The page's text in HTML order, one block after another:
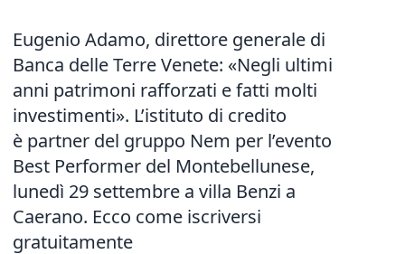
Eugenio Adamo, direttore generale di
Banca delle Terre Venete: «Negli ultimi
anni patrimoni rafforzati e fatti molti
investimenti». L’istituto di credito
è partner del gruppo Nem per l’evento
Best Performer del Montebellunese,
lunedì 29 settembre a villa Benzi a
Caerano. Ecco come iscriversi
gratuitamente